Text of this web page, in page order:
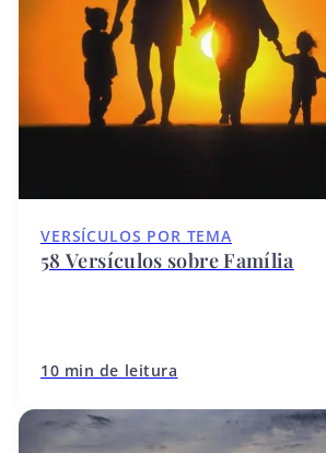
VERSÍCULOS POR TEMA
58 Versículos sobre Família
10 min de leitura